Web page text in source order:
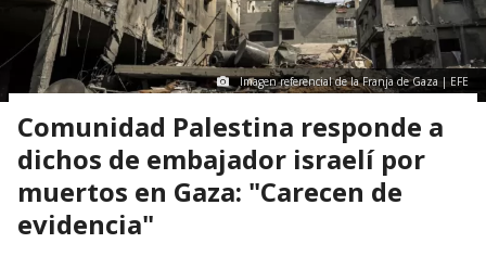
Imagen referencial de la Franja de Gaza | EFE
Comunidad Palestina responde a
dichos de embajador israelí por
muertos en Gaza: "Carecen de
evidencia"